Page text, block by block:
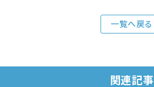
一覧へ戻る
関連記事